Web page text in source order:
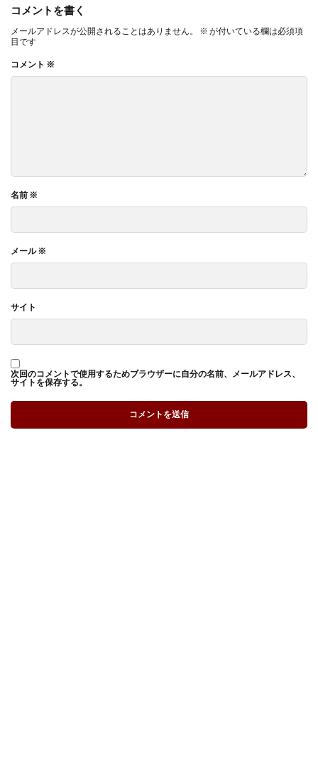
コメントを書く
メールアドレスが公開されることはありません。 ※ が付いている欄は必須項
目です
コメント ※
名前 ※
メール※
サイト
次回のコメントで使用するためブラウザーに自分の名前、メールアドレス、
サイトを保存する。